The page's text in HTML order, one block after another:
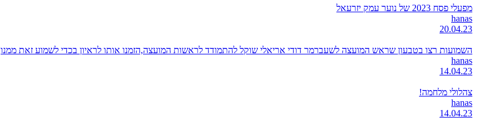
מפעלי פסח 2023 של נוער עמק יזרעאל
hanas
20.04.23
השמועות רצו בטבעון שראש המועצה לשעברמר דודי אריאלי שוקל להתמודד לראשות המועצה,הזמנו אותו לראיון בכדי לשמוע זאת ממנו
hanas
14.04.23
צהלולי מלחמה!
hanas
14.04.23